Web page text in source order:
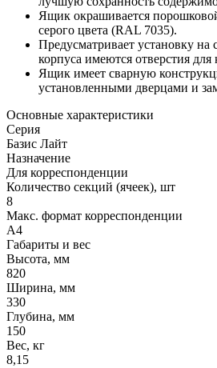
Ящик окрашивается
серого цвета (RAL 7035).
Предусматривает установку на
корпуса имеются отверстия для
Ящик имеет сварную
установленными дверцами и
Основные характеристики
Серия
Базис Лайт
Назначение
Для корреспонденции
Количество секций (ячеек), шт
8
Макс. формат корреспонденции
А4
Габариты и вес
Высота, мм
820
Ширина, мм
330
Глубина, мм
150
Вес, кг
8,15